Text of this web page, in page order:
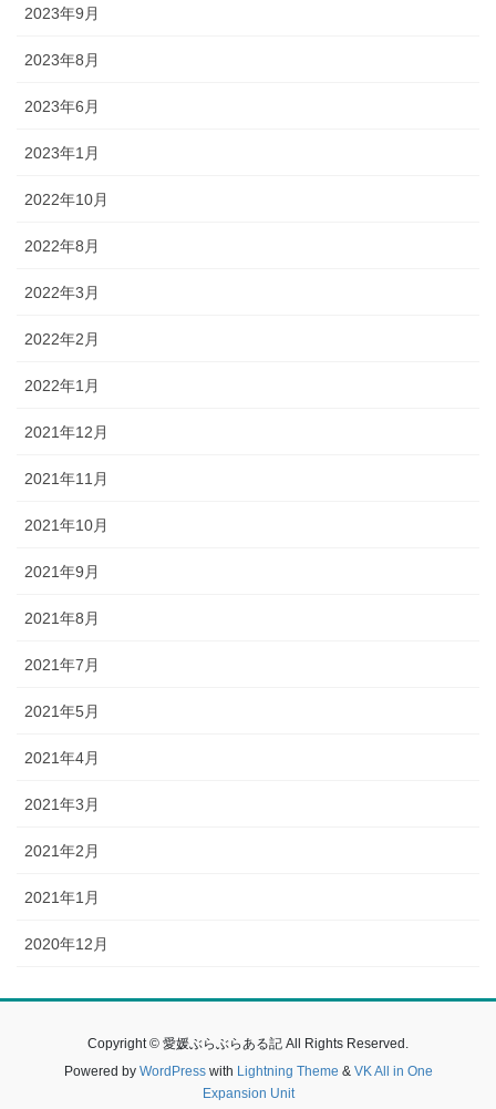
2023年9月
2023年8月
2023年6月
2023年1月
2022年10月
2022年8月
2022年3月
2022年2月
2022年1月
2021年12月
2021年11月
2021年10月
2021年9月
2021年8月
2021年7月
2021年5月
2021年4月
2021年3月
2021年2月
2021年1月
2020年12月
Copyright © 愛媛ぶらぶらある記 All Rights Reserved.
Powered by WordPresswith Lightning Theme & VK All in One
Expansion Unit